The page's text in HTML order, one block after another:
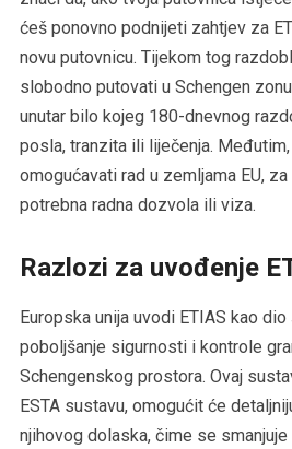
ćeš ponovno podnijeti zahtjev za
novu putovnicu. Tijekom tog
slobodno putovati u Schengen
unutar bilo kojeg 180-dnevnog
posla, tranzita ili liječenja. Međutim,
omogućavati rad u zemljama EU,
potrebna radna dozvola ili viza.
Razlozi za uvođenje
Europska unija uvodi ETIAS kao
poboljšanje sigurnosti i kontrole
Schengenskog prostora. Ovaj
ESTA sustavu, omogućit će
njihovog dolaska, čime se